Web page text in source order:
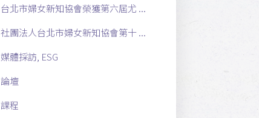
台北市婦女新知協會榮獲第六屆尤 ...
社團法人台北市婦女新知協會第十 ...
媒體採訪, ESG
論壇
課程